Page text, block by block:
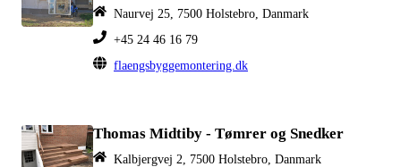
Naurvej 25, 7500 Holstebro, Danmark
+45 24 46 16 79
flaengsbyggemontering.dk
Thomas Midtiby - Tømrer og Snedker
Kalbjergvej 2, 7500 Holstebro, Danmark